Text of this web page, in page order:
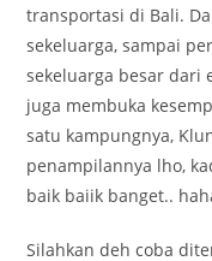
transportasi di Bali.
sekeluarga, sampai
sekeluarga besar dari
juga membuka
satu kampungnya,
penampilannya lho,
baik baiik banget..
Silahkan deh coba